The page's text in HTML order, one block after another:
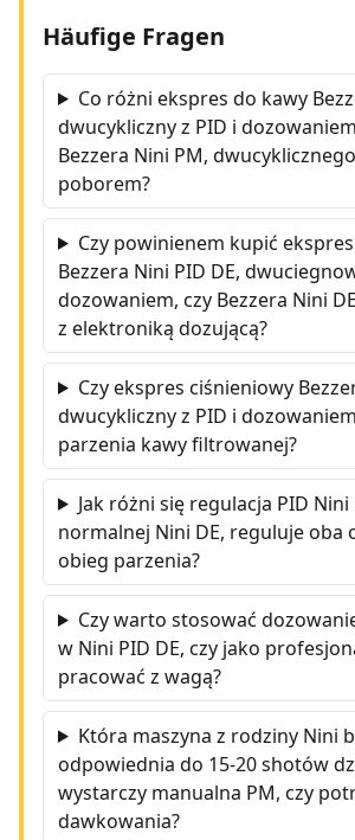
Häufige Fragen
Co różni ekspres do kawy
dwucykliczny z PID i
Bezzera Nini PM,
poborem?
Czy powinienem kupić
Bezzera Nini PID DE,
dozowaniem, czy Bezzera Nini
z elektroniką dozującą?
Czy ekspres ciśnieniowy
dwucykliczny z PID i
parzenia kawy filtrowanej?
Jak różni się regulacja PID Nini
normalnej Nini DE, reguluje oba
obieg parzenia?
Czy warto stosować
w Nini PID DE, czy jako
pracować z wagą?
Która maszyna z rodziny Nini
odpowiednia do 15-20 shotów
wystarczy manualna PM, czy
dawkowania?